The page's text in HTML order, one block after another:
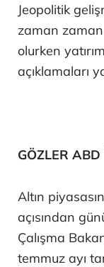
Jeopolitik
zaman
olurken
açıklamaları
GÖZLER
Altın
açısından
Çalışma
temmuz ayı